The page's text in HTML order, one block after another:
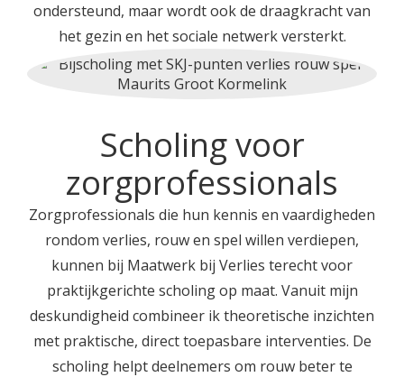
ondersteund, maar wordt ook de draagkracht van
het gezin en het sociale netwerk versterkt.
Scholing voor
zorgprofessionals
Zorgprofessionals die hun kennis en vaardigheden
rondom verlies, rouw en spel willen verdiepen,
kunnen bij Maatwerk bij Verlies terecht voor
praktijkgerichte scholing op maat. Vanuit mijn
deskundigheid combineer ik theoretische inzichten
met praktische, direct toepasbare interventies. De
scholing helpt deelnemers om rouw beter te